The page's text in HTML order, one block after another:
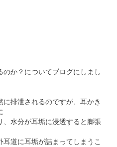
か？についてブログにしまし
排泄されるのですが、耳かき
水分が耳垢に浸透すると膨張
道に耳垢が詰まってしまうこ